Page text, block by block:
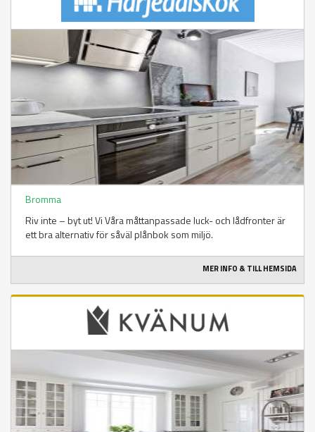
Bromma
Riv inte – byt ut! Vi Våra måttanpassade luck- och lådfronter är
ett bra alternativ för såväl plånbok som miljö.
MER INFO & TILL HEMSIDA